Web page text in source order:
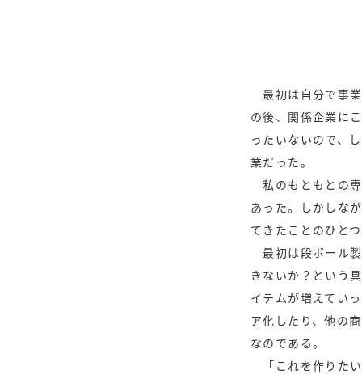
最初は自分で事
の後、関係企業に
ったいないので、
業だった。
私のもともとの
あった。しかしな
てきたことのひと
最初は段ボール
きないか？という
イテムが増えてい
ア化したり、他の
なのである。
「これを作りた